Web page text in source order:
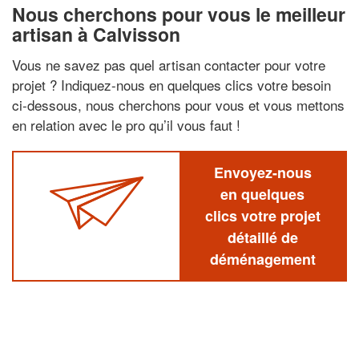
Nous cherchons pour vous le meilleur
artisan à Calvisson
Vous ne savez pas quel artisan contacter pour votre
projet ? Indiquez-nous en quelques clics votre besoin
ci-dessous, nous cherchons pour vous et vous mettons
en relation avec le pro qu’il vous faut !
Envoyez-nous
en quelques
clics votre projet
détaillé de
déménagement